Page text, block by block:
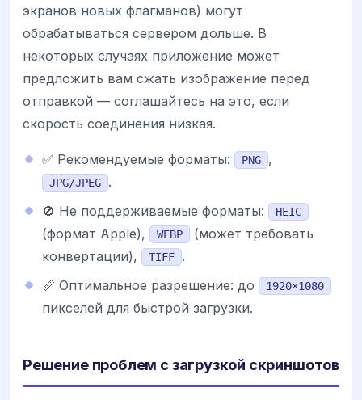
экранов новых флагманов) могут
обрабатываться сервером дольше. В
некоторых случаях приложение может
предложить вам сжать изображение перед
отправкой — соглашайтесь на это, если
скорость соединения низкая.
✅ Рекомендуемые форматы: PNG ,
JPG/JPEG
.
🚫 Не поддерживаемые форматы:
HEIC
(формат Apple), WEBP
(может требовать
конвертации),
TIFF
.
📏 Оптимальное разрешение: до
1920×1080
пикселей для быстрой загрузки.
Решение проблем с загрузкой скриншотов